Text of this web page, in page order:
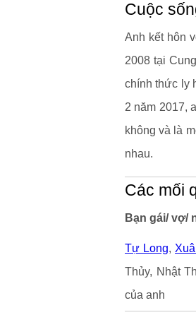
Cuộc
Anh kết hôn
2008 tại
chính thức ly
2 năm 2017,
không và là
nhau.
Các mối
Bạn gái/ vợ/
Tự Long,
Thủy, Nhật
của anh